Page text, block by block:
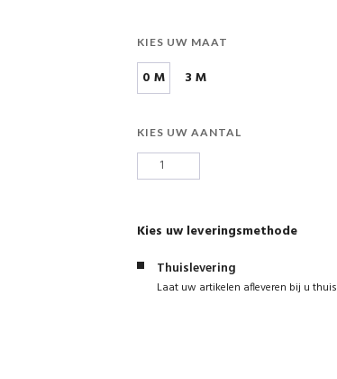
KIES UW MAAT
0 M 3 M
KIES UW AANTAL
Kies uw leveringsmethode
Thuislevering
Laat uw artikelen afleveren bij u thuis